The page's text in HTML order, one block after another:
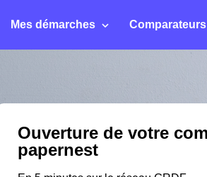
Mes démarches Comparateurs